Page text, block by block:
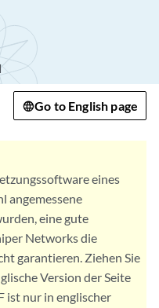
Go to English page
eines
angemessene
eine gute
Networks die
garantieren. Ziehen Sie
Version der Seite
ist nur in englischer